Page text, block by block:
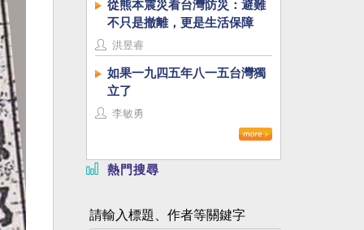
從熊本震災看台灣防災：避難
不只是撤離，更是生活保障
洪昱睿
如果一九四五年八一五台灣獨
立了
李敏勇
熱門搜尋
請輸入標題、作者等關鍵字